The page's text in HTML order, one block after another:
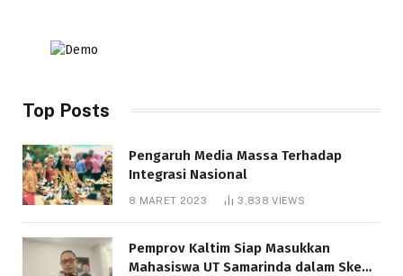
Top Posts
Pengaruh Media Massa Terhadap
Integrasi Nasional
8 MARET 2023 3,838VIEWS
Pemprov Kaltim Siap Masukkan
Mahasiswa UT Samarinda dalam Skema